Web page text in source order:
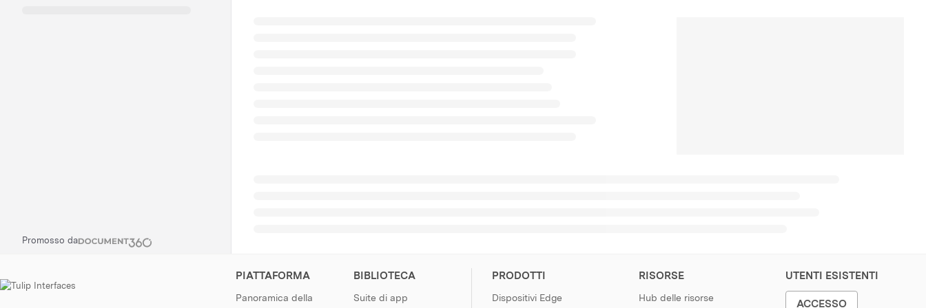
Promosso da
PIATTAFORMA
Panoramica della
BIBLIOTECA
Suite di app
PRODOTTI
Dispositivi Edge
RISORSE
Hub delle risorse
UTENTI ESISTENTI
ACCESSO